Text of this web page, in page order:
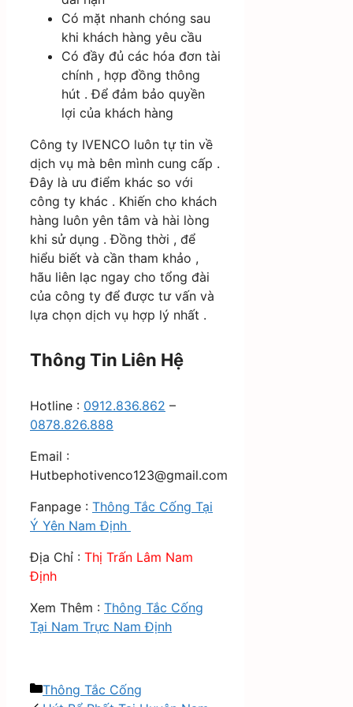
Có mặt nhanh chóng sau
khi khách hàng yêu cầu
Có đầy đủ các hóa đơn tài
chính , hợp đồng thông
hút . Để đảm bảo quyền
lợi của khách hàng
Công ty IVENCO luôn tự tin về
dịch vụ mà bên mình cung cấp .
Đây là ưu điểm khác so với
công ty khác . Khiến cho khách
hàng luôn yên tâm và hài lòng
khi sử dụng . Đồng thời , để
hiểu biết và cần tham khảo ,
hãu liên lạc ngay cho tổng đài
của công ty để được tư vấn và
lựa chọn dịch vụ hợp lý nhất .
Thông Tin Liên Hệ
Hotline : 0912.836.862 –
0878.826.888
Email :
Hutbephotivenco123@gmail.com
Fanpage : Thông Tắc Cống Tại
Ý Yên Nam Định
Địa Chỉ : Thị Trấn Lâm Nam
Định
Xem Thêm : Thông Tắc Cống
Tại Nam Trực Nam Định
Danh
Thông Tắc Cống